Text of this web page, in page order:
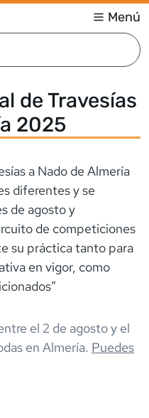
Menú
de Travesías
2025
a Nado de Almería
diferentes y se
de agosto y
de competiciones
su práctica tanto para
en vigor, como
el 2 de agostoy el
en Almería. Puedes